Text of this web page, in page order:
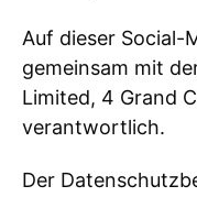
Auf dieser Social-
gemeinsam mit
Limited, 4 Grand
verantwortlich.
Der